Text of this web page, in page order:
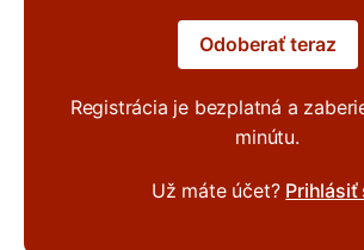
Odoberať teraz
Registrácia je bezplatná a
minútu.
Už máte účet? Prihlásiť